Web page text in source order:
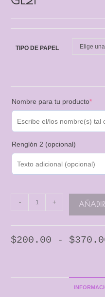
TIPO DE PAPEL Elige
Nombre para tu producto*
Renglón 2 (opcional)
- +
$200.00 - $